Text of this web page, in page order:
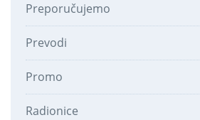
Preporučujemo
Prevodi
Promo
Radionice